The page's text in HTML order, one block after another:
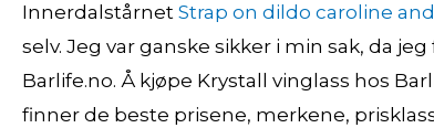
Innerdalstårnet Strap on dildo caroline
selv. Jeg var ganske sikker i min sak, da
Barlife.no. Å kjøpe Krystall vinglass hos
finner de beste prisene, merkene,